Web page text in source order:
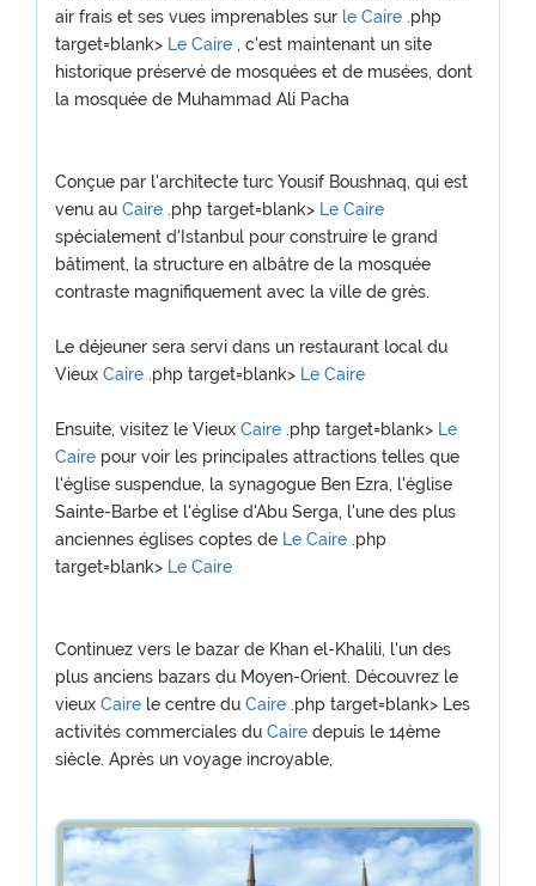
air frais et ses vues imprenables sur le Caire .php
target=blank> Le Caire , c'est maintenant un site
historique préservé de mosquées et de musées, dont
la mosquée de Muhammad Ali Pacha
Conçue par l'architecte turc Yousif Boushnaq, qui est
venu au Caire .php target=blank> Le Caire
spécialement d'Istanbul pour construire le grand
bâtiment, la structure en albâtre de la mosquée
contraste magnifiquement avec la ville de grès.
Le déjeuner sera servi dans un restaurant local du
Vieux Caire .php target=blank> Le Caire
Ensuite, visitez le Vieux Caire .php target=blank> Le
Caire pour voir les principales attractions telles que
l'église suspendue, la synagogue Ben Ezra, l'église
Sainte-Barbe et l'église d'Abu Serga, l'une des plus
anciennes églises coptes de Le Caire .php
target=blank> Le Caire
Continuez vers le bazar de Khan el-Khalili, l'un des
plus anciens bazars du Moyen-Orient. Découvrez le
vieux Caire le centre du Caire .php target=blank> Les
activités commerciales du Caire depuis le 14ème
siècle. Après un voyage incroyable,